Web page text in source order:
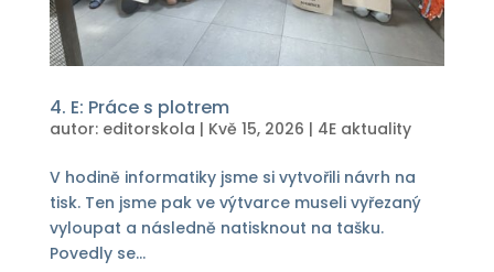
4. E: Práce s plotrem
autor: editorskola | Kvě 15, 2026 | 4E aktuality
V hodině informatiky jsme si vytvořili návrh na
tisk. Ten jsme pak ve výtvarce museli vyřezaný
vyloupat a následně natisknout na tašku.
Povedly se...